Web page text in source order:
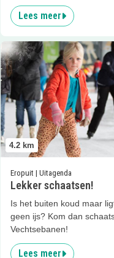
Lees meer
4.2 km
Eropuit | Uitagenda
Lekker schaatsen!
Is het buiten koud maar
geen ijs? Kom dan
Vechtsebanen!
Lees meer
Lees meer Lekker